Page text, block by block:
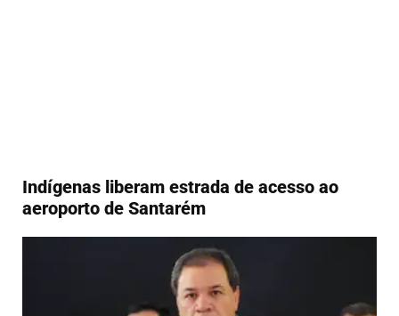
Indígenas liberam estrada de acesso ao
aeroporto de Santarém